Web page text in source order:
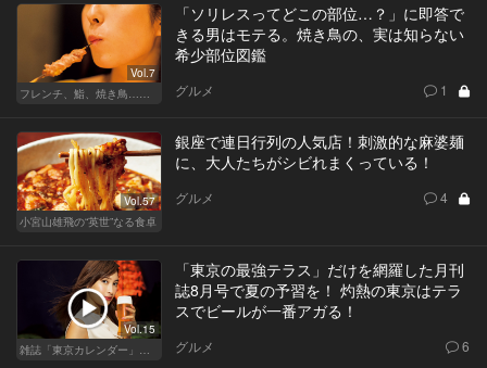
Vol.7
フレンチ、鮨、焼き鳥…グルメなら知っておきたい知識
「ソリレスってどこの部位…？」に即答で
きる男はモテる。焼き鳥の、実は知らない
希少部位図鑑
グルメ 1
Vol.57
小宮山雄飛の“英世”なる食卓
銀座で連日行列の人気店！刺激的な麻婆麺
に、大人たちがシビれまくっている！
グルメ 4
Vol.15
雑誌「東京カレンダー」特集
「東京の最強テラス」だけを網羅した月刊
誌8月号で夏の予習を！ 灼熱の東京はテラ
スでビールが一番アガる！
グルメ 6